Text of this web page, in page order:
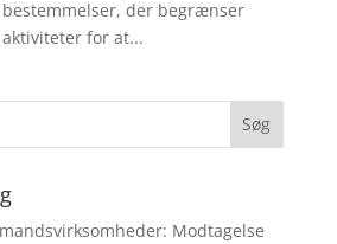
der begrænser
for at...
Modtagelse